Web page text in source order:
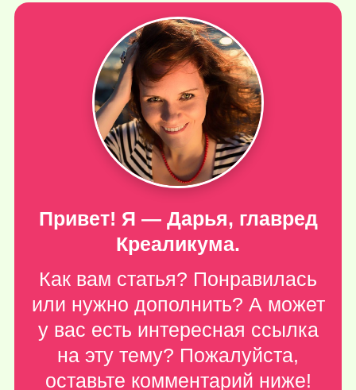
Привет! Я — Дарья, главред
Креаликума.
Как вам статья? Понравилась
или нужно дополнить? А может
у вас есть интересная ссылка
на эту тему? Пожалуйста,
оставьте комментарий ниже!